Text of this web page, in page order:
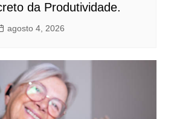
da Produtividade.
agosto 4, 2026